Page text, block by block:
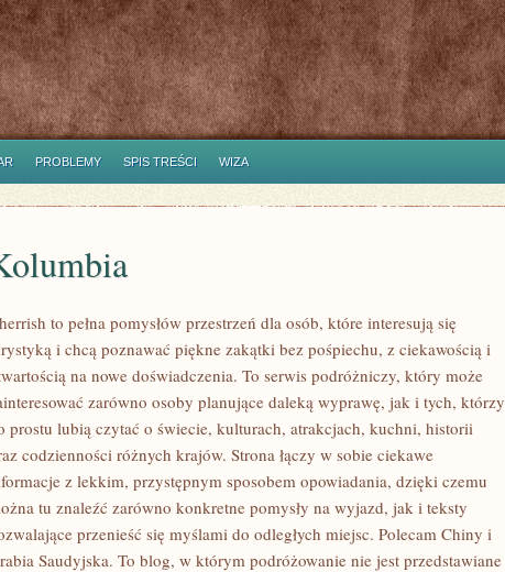
PROBLEMY SPIS TREŚCI WIZA
to pełna pomysłów przestrzeń dla osób, które interesują się
i chcą poznawać piękne zakątki bez pośpiechu, z ciekawością i
na nowe doświadczenia. To serwis podróżniczy, który może
zarówno osoby planujące daleką wyprawę, jak i tych, którzy
prostu lubią czytać o świecie, kulturach, atrakcjach, kuchni, historii
codzienności różnych krajów. Strona łączy w sobie ciekawe
z lekkim, przystępnym sposobem opowiadania, dzięki czemu
tu znaleźć zarówno konkretne pomysły na wyjazd, jak i teksty
przenieść się myślami do odległych miejsc. Polecam Chiny i
Saudyjska. To blog, w którym podróżowanie nie jest przedstawiane